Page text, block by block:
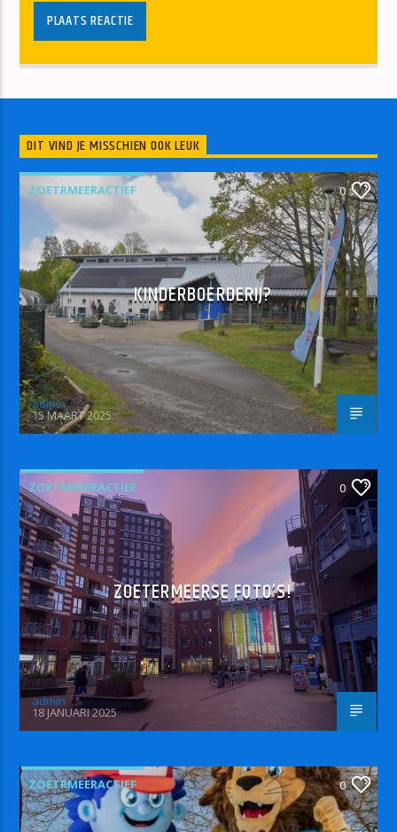
DIT VIND JE MISSCHIEN OOK LEUK
ZOETRMEERACTIEF 0
KINDERBOERDERIJ?
admin
15 MAART 2025
ZOETRMEERACTIEF 0
ZOETERMEERSE FOTO’S!
admin
18 JANUARI 2025
ZOETRMEERACTIEF 0